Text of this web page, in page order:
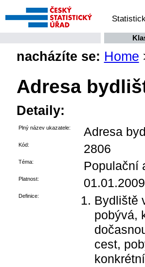
nacházíte se: Home
Adresa
Detaily:
Plný název ukazatele: Adresa
Kód: 2806
Téma: Populační
Platnost:
Definice:
Bydliště
pobývá,
cest,